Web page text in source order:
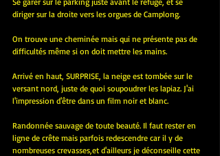
diriger sur la droite vers les orgues de Camplong.
On trouve une cheminée mais qui ne présente pas de
difficultés même si on doit mettre les mains.
Arrivé en haut, SURPRISE, la neige est tombée sur le
versant nord, juste de quoi soupoudrer les lapiaz. J'ai
l'impression d'être dans un film noir et blanc.
Randonnée sauvage de toute beauté. Il faut rester en
ligne de crête mais parfois redescendre car il y de
nombreuses crevasses,et d'ailleurs je déconseille cette